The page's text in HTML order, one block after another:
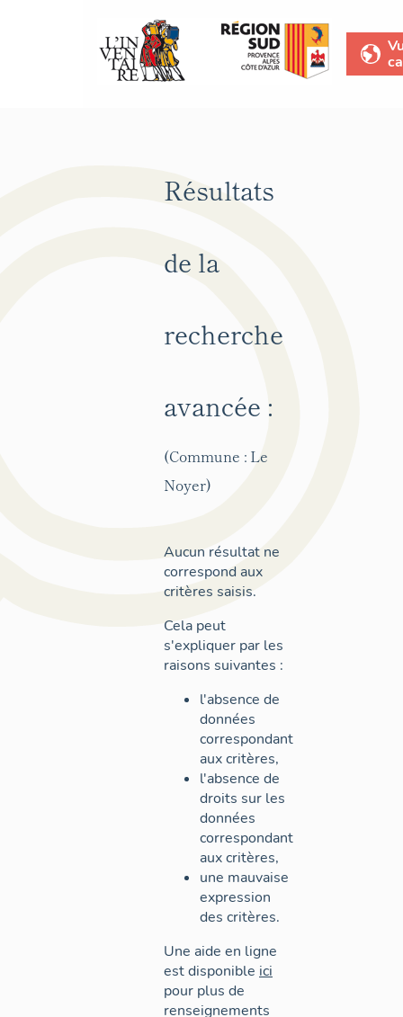
Résultats
de la
recherche
avancée :
(Commune : Le
Noyer)
Aucun résultat ne
correspond aux
critères saisis.
Cela peut
s'expliquer par les
raisons suivantes :
l'absence de
données
correspondant
aux critères,
l'absence de
droits sur les
données
correspondant
aux critères,
une mauvaise
expression
des critères.
Une aide en ligne
est disponible ici
pour plus de
renseignements